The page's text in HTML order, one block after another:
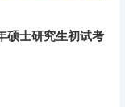
硕士研究生初试考